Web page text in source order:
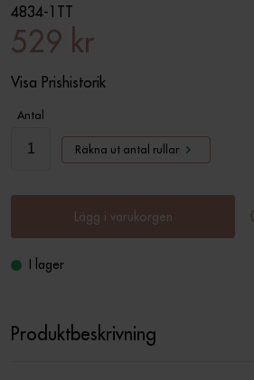
4834-1TT
529 kr
Visa Prishistorik
Antal
Räkna ut antal rullar
Lägg i varukorgen
I lager
Produktbeskrivning